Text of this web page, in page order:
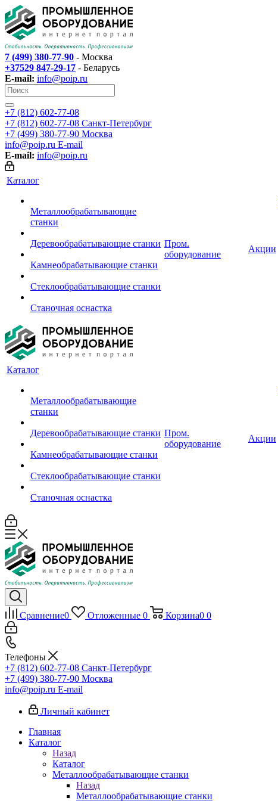
7 (499) 380-77-90 - Москва
+37529 847-29-17 - Беларусь
E-mail: info@poip.ru
+7 (812) 602-77-08
+7 (812) 602-77-08 Санкт-Петербург
+7 (499) 380-77-90 Москва
info@poip.ru E-mail
E-mail: info@poip.ru
Каталог
Металлообрабатывающие
станки
Деревообрабатывающие станки
Камнеобрабатывающие станки
Стеклообрабатывающие станки
Станочная оснастка
Пром.
оборудование
Акции
Каталог
Металлообрабатывающие
станки
Деревообрабатывающие станки
Камнеобрабатывающие станки
Стеклообрабатывающие станки
Станочная оснастка
Пром.
оборудование
Акции
Сравнение0 Отложенные 0 Корзина0 0
Телефоны
+7 (812) 602-77-08 Санкт-Петербург
+7 (499) 380-77-90 Москва
info@poip.ru E-mail
Личный кабинет
Главная
Каталог
Назад
Каталог
Металлообрабатывающие станки
Назад
Металлообрабатывающие станки